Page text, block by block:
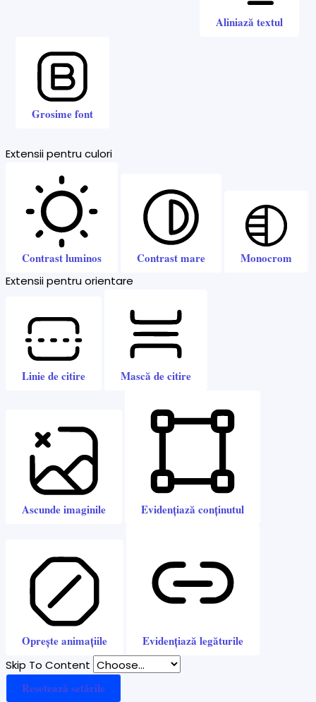
Aliniază textul
Grosime font
Extensii pentru culori
Contrast luminos Contrast mare Monocrom
Extensii pentru orientare
Linie de citire Mască de citire
Ascunde imaginile Evidențiază conținutul
Oprește animațiile Evidențiază legăturile
Skip To Content
Resetează setările